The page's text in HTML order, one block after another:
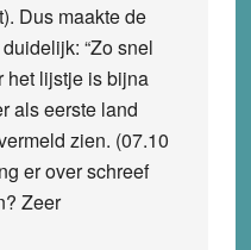
Dus maakte de
“Zo snel
het lijstje is bijna
als eerste land
zien. (07.10
er over schreef
Zeer